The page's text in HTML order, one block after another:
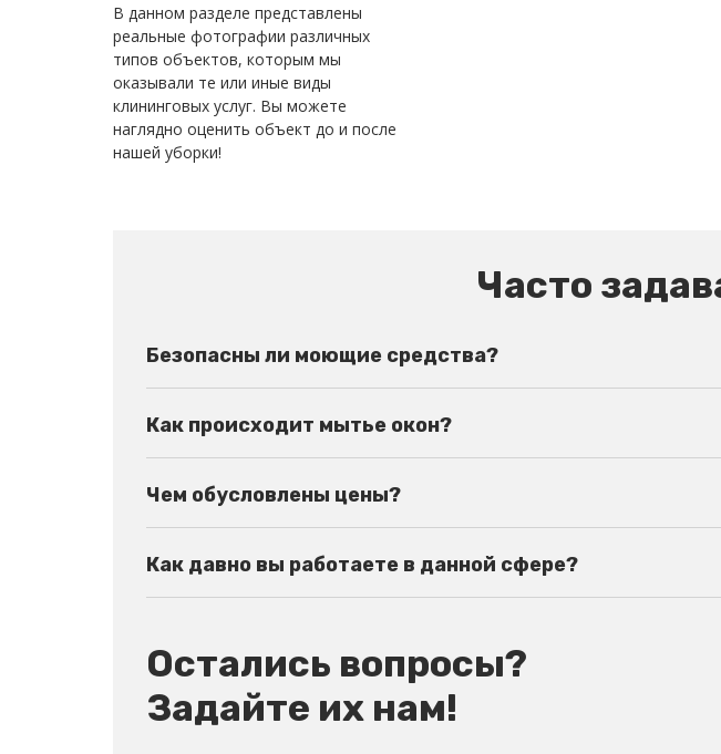
В данном разделе представлены
реальные фотографии различных
типов объектов, которым мы
оказывали те или иные виды
клининговых услуг. Вы можете
наглядно оценить объект до и после
нашей уборки!
Часто
Безопасны ли моющие средства?
Как происходит мытье окон?
Чем обусловлены цены?
Как давно вы работаете в данной сфере?
Остались вопросы?
Задайте их нам!